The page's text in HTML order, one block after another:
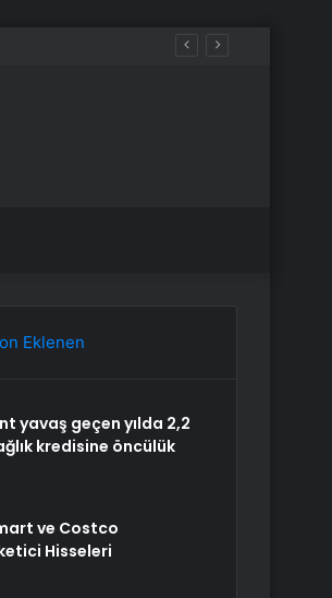
Eklenen
yavaş geçen yılda 2,2
kredisine öncülük
ve Costco
Hisseleri